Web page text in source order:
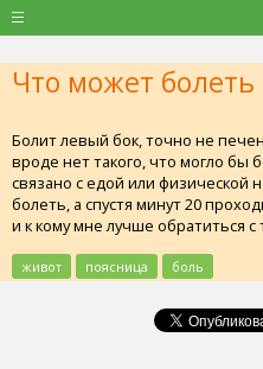
Что может болеть
Болит левый бок, точно не
вроде нет такого, что могло бы
связано с едой или физической
болеть, а спустя минут 20
и к кому мне лучше обратиться
живот поясница боль